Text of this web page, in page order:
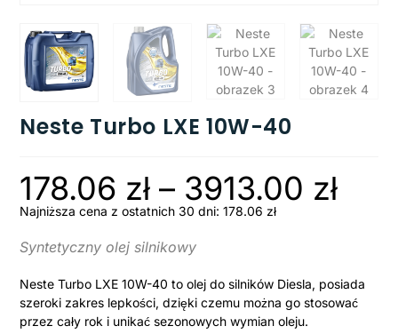
Neste Turbo LXE 10W-40
178.06 zł – 3913.00 zł
Najniższa cena z ostatnich 30 dni:178.06 zł
Syntetyczny olej silnikowy
Neste Turbo LXE 10W-40 to olej do silników Diesla, posiada
szeroki zakres lepkości, dzięki czemu można go stosować
przez cały rok i unikać sezonowych wymian oleju.